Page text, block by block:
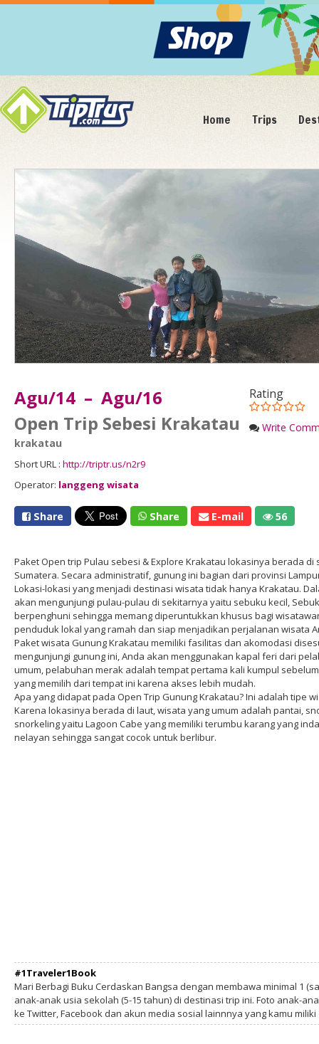
Home Trips
Rating
Write
Agu/14 – Agu/16
Open Trip Sebesi Krakatau
krakatau
Short URL : http://triptr.us/n2r9
Operator: langgeng wisata
Share Share E-mail 56
Paket Open trip Pulau sebesi & Explore Krakatau lokasinya berada
Sumatera. Secara administratif, gunung ini bagian dari provinsi
Lokasi-lokasi yang menjadi destinasi wisata tidak hanya Krakatau.
akan mengunjungi pulau-pulau di sekitarnya yaitu sebuku kecil,
berpenghuni sehingga memang diperuntukkan khusus bagi
penduduk lokal yang ramah dan siap menjadikan perjalanan wisata
Paket wisata Gunung Krakatau memiliki fasilitas dan akomodasi
mengunjungi gunung ini, Anda akan menggunakan kapal feri dari
umum, pelabuhan merak adalah tempat pertama kali kumpul
yang memilih dari tempat ini karena akses lebih mudah.
Apa yang didapat pada Open Trip Gunung Krakatau? Ini adalah tipe
Karena lokasinya berada di laut, wisata yang umum adalah pantai,
snorkeling yaitu Lagoon Cabe yang memiliki terumbu karang yang
nelayan sehingga sangat cocok untuk berlibur.
#1Traveler1Book
Mari Berbagi Buku Cerdaskan Bangsa dengan membawa minimal 1
anak-anak usia sekolah (5-15 tahun) di destinasi trip ini. Foto anak-
ke Twitter, Facebook dan akun media sosial lainnnya yang kamu